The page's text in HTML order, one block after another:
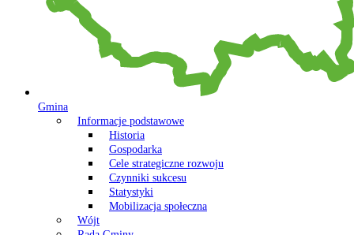
Gmina
Informacje podstawowe
Historia
Gospodarka
Cele strategiczne rozwoju
Czynniki sukcesu
Statystyki
Mobilizacja społeczna
Wójt